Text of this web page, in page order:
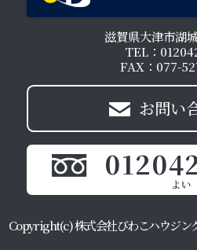
滋賀県大津市湖
TEL：
FAX：077-
お問い
Copyright(c) 株式会社びわこハウジン